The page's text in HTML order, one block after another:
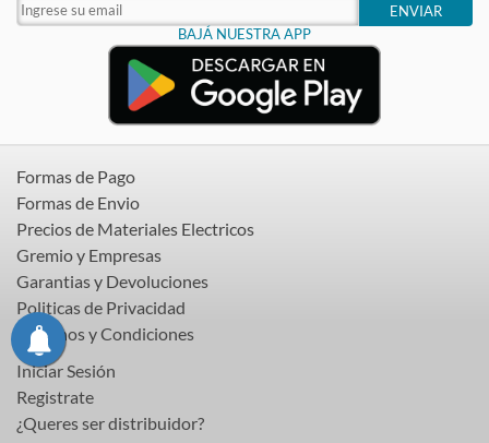
ENVIAR
BAJÁ NUESTRA APP
Formas de Pago
Formas de Envio
Precios de Materiales Electricos
Gremio y Empresas
Garantias y Devoluciones
Politicas de Privacidad
Terminos y Condiciones
Iniciar Sesión
Registrate
¿Queres ser distribuidor?